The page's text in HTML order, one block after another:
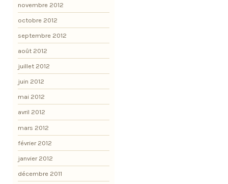
novembre 2012
octobre 2012
septembre 2012
août 2012
juillet 2012
juin 2012
mai 2012
avril 2012
mars 2012
février 2012
janvier 2012
décembre 2011